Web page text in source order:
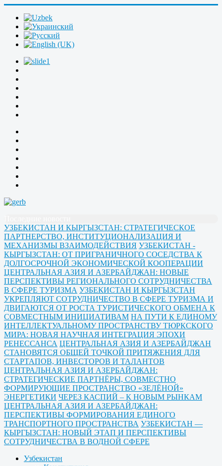
УЗБЕКИСТАН И КЫРГЫЗСТАН: СТРАТЕГИЧЕСКОЕ
ПАРТНЕРСТВО, ИНСТИТУЦИОНАЛИЗАЦИЯ И
МЕХАНИЗМЫ ВЗАИМОДЕЙСТВИЯ УЗБЕКИСТАН -
КЫРГЫЗСТАН: ОТ ПРИГРАНИЧНОГО СОСЕДСТВА К
ДОЛГОСРОЧНОЙ ЭКОНОМИЧЕСКОЙ КООПЕРАЦИИ
ЦЕНТРАЛЬНАЯ АЗИЯ И АЗЕРБАЙДЖАН: НОВЫЕ
ПЕРСПЕКТИВЫ РЕГИОНАЛЬНОГО СОТРУДНИЧЕСТВА
В СФЕРЕ ТУРИЗМА УЗБЕКИСТАН И КЫРГЫЗСТАН
УКРЕПЛЯЮТ СОТРУДНИЧЕСТВО В СФЕРЕ ТУРИЗМА И
ДВИГАЮТСЯ ОТ РОСТА ТУРИСТИЧЕСКОГО ОБМЕНА К
СОВМЕСТНЫМ ИНИЦИАТИВАМ НА ПУТИ К ЕДИНОМУ
ИНТЕЛЛЕКТУАЛЬНОМУ ПРОСТРАНСТВУ ТЮРКСКОГО
МИРА: НОВАЯ НАУЧНАЯ ИНТЕГРАЦИЯ ЭПОХИ
РЕНЕССАНСА ЦЕНТРАЛЬНАЯ АЗИЯ И АЗЕРБАЙДЖАН
СТАНОВЯТСЯ ОБЩЕЙ ТОЧКОЙ ПРИТЯЖЕНИЯ ДЛЯ
СТАРТАПОВ, ИНВЕСТОРОВ И ТАЛАНТОВ
ЦЕНТРАЛЬНАЯ АЗИЯ И АЗЕРБАЙДЖАН:
СТРАТЕГИЧЕСКИЕ ПАРТНЁРЫ, СОВМЕСТНО
ФОРМИРУЮЩИЕ ПРОСТРАНСТВО «ЗЕЛЁНОЙ»
ЭНЕРГЕТИКИ ЧЕРЕЗ КАСПИЙ – К НОВЫМ РЫНКАМ
ЦЕНТРАЛЬНАЯ АЗИЯ И АЗЕРБАЙДЖАН:
ПЕРСПЕКТИВЫ ФОРМИРОВАНИЯ ЕДИНОГО
ТРАНСПОРТНОГО ПРОСТРАНСТВА УЗБЕКИСТАН —
КЫРГЫЗСТАН: НОВЫЙ ЭТАП И ПЕРСПЕКТИВЫ
СОТРУДНИЧЕСТВА В ВОДНОЙ СФЕРЕ
Узбекистан